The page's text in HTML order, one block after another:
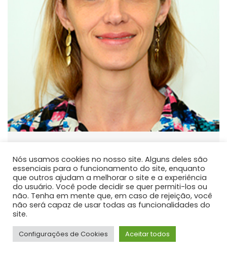
Guimaraes
PROFESSOR DE ENSINO SUPERIOR
Atua principalmente nas seguintes linhas de pesquisa:
Modelagem do Crescimento e da Produção e Manejo
Florestal.
Nós usamos cookies no nosso site. Alguns deles são
essenciais para o funcionamento do site, enquanto
que outros ajudam a melhorar o site e a experiência
do usuário. Você pode decidir se quer permiti-los ou
não. Tenha em mente que, em caso de rejeição, você
não será capaz de usar todas as funcionalidades do
site.
Configurações de Cookies Aceitar todos